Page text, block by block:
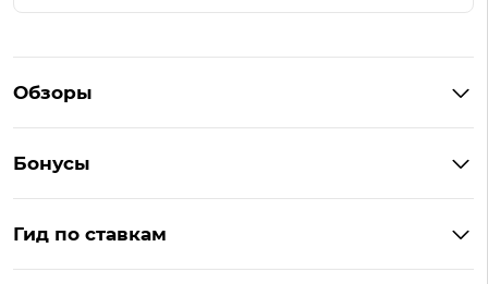
Обзоры
BetBoom
Бонусы
Бонусы BetBoom
Гид по ставкам